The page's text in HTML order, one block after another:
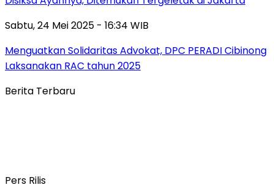
Sabtu, 24 Mei 2025 - 16:34 WIB
Menguatkan Solidaritas Advokat, DPC PERADI Cibinong
Laksanakan RAC tahun 2025
Berita Terbaru
Pers Rilis